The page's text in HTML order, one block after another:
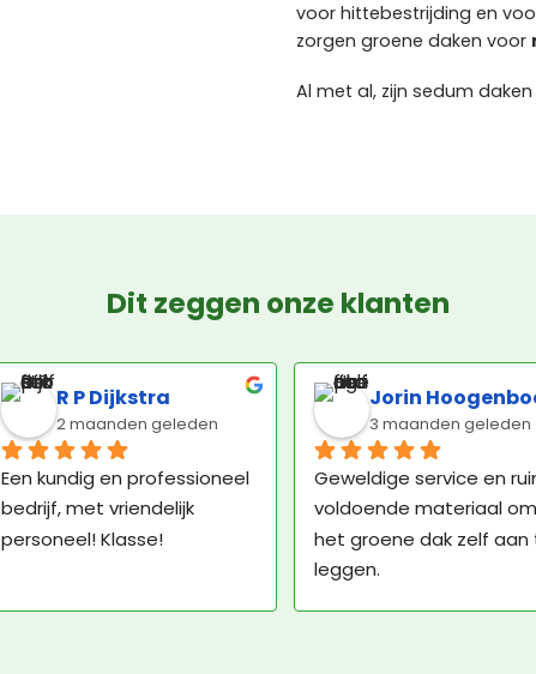
voor hittebestrijding en
zorgen groene daken voor
Al met al, zijn sedum
Dit zeggen onze klanten
R P Dijkstra
2 maanden geleden
Een kundig en professioneel
bedrijf, met vriendelijk
personeel! Klasse!
Jorin
3 maanden geleden
Geweldige service en
voldoende materiaal om
het groene dak zelf aan
leggen.